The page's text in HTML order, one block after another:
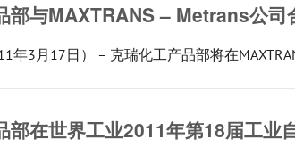
部与MAXTRANS – Metrans公司
年3月17日） – 克瑞化工产品部将在
部在世界工业2011年第18届工业